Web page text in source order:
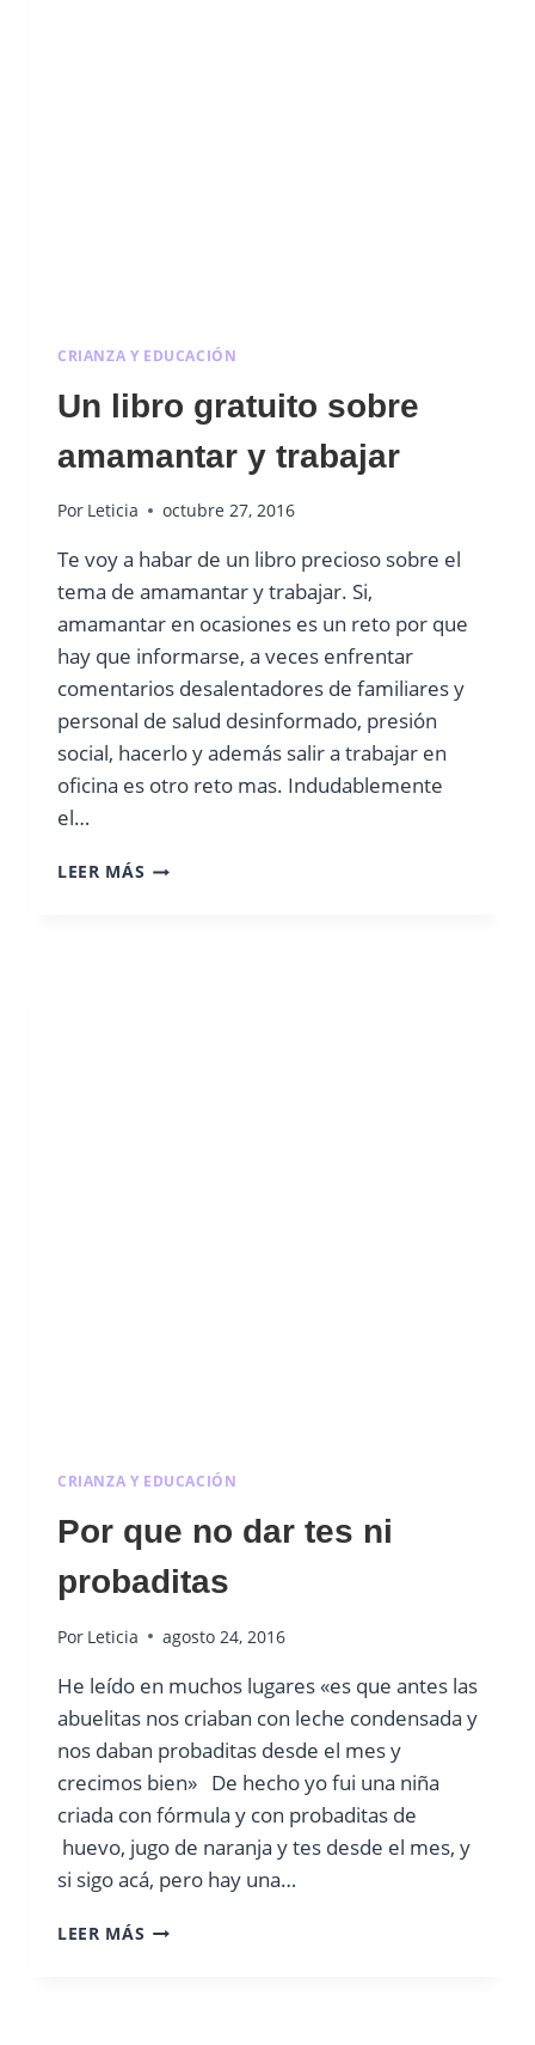
CRIANZA Y EDUCACIÓN
Un libro gratuito sobre
amamantar y trabajar
Por Leticia octubre 27, 2016
Te voy a habar de un libro precioso sobre el
tema de amamantar y trabajar. Si,
amamantar en ocasiones es un reto por que
hay que informarse, a veces enfrentar
comentarios desalentadores de familiares y
personal de salud desinformado, presión
social, hacerlo y además salir a trabajar en
oficina es otro reto mas. Indudablemente
el…
LEER MÁS UN
CRIANZA Y EDUCACIÓN
Por que no dar tes ni
probaditas
Por Leticia agosto 24, 2016
He leído en muchos lugares «es que antes las
abuelitas nos criaban con leche condensada y
nos daban probaditas desde el mes y
crecimos bien» De hecho yo fui una niña
criada con fórmula y con probaditas de
huevo, jugo de naranja y tes desde el mes, y
si sigo acá, pero hay una…
LEER MÁS POR